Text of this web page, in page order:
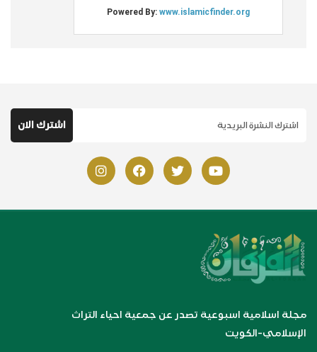
مجلة اسلامية اسبوعية تصدر عن جمعية احياء التراث
الإسلامي-الكويت